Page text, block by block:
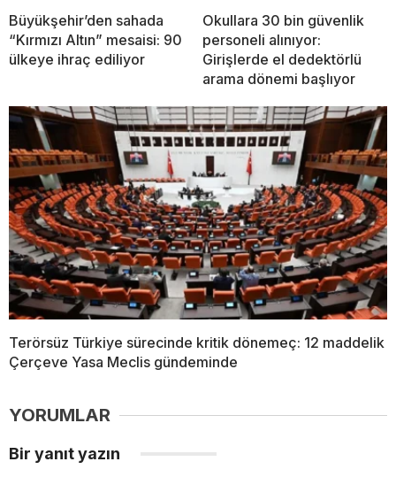
Büyükşehir’den sahada
“Kırmızı Altın” mesaisi: 90
ülkeye ihraç ediliyor
Okullara 30 bin güvenlik
personeli alınıyor:
Girişlerde el dedektörlü
arama dönemi başlıyor
Terörsüz Türkiye sürecinde kritik dönemeç: 12 maddelik
Çerçeve Yasa Meclis gündeminde
YORUMLAR
Bir yanıt yazın